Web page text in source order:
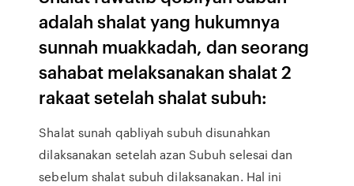
adalah shalat yang hukumnya
sunnah muakkadah, dan seorang
sahabat melaksanakan shalat 2
rakaat setelah shalat subuh:
Shalat sunah qabliyah subuh disunahkan
dilaksanakan setelah azan Subuh selesai dan
sebelum shalat subuh dilaksanakan. Hal ini